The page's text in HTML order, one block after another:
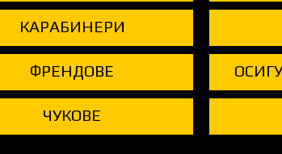
КАРАБИНЕРИ
ФРЕНДОВЕ
ЧУКОВЕ